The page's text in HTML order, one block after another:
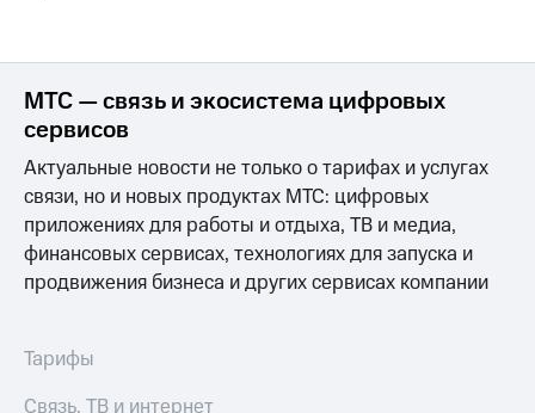
МТС — связь и экосистема цифровых
сервисов
Актуальные новости не только о тарифах и услугах
связи, но и новых продуктах МТС: цифровых
приложениях для работы и отдыха, ТВ и медиа,
финансовых сервисах, технологиях для запуска и
продвижения бизнеса и других сервисах компании
Тарифы